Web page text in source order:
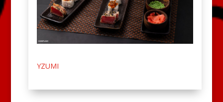
YZUMI